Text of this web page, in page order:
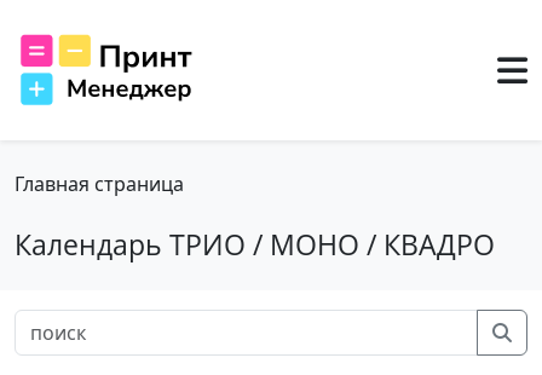
Главная страница
Календарь ТРИО / МОНО / КВАДРО